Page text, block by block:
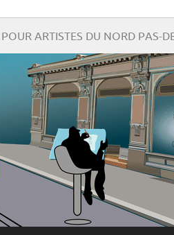
POUR ARTISTES DU NORD PAS-